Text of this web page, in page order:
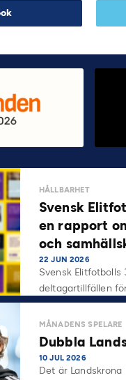
HÅLLBARHET
Svensk
en rapport
och
22 JUN 2026
Svensk Elitfotbolls
deltagartillfällen
på…
MÅNADENS SPELARE
Dubbla
10 JUL 2026
Det är